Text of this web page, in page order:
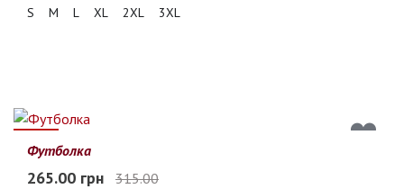
S M L XL 2XL 3XL
16%
Футболка
265.00 грн 315.00